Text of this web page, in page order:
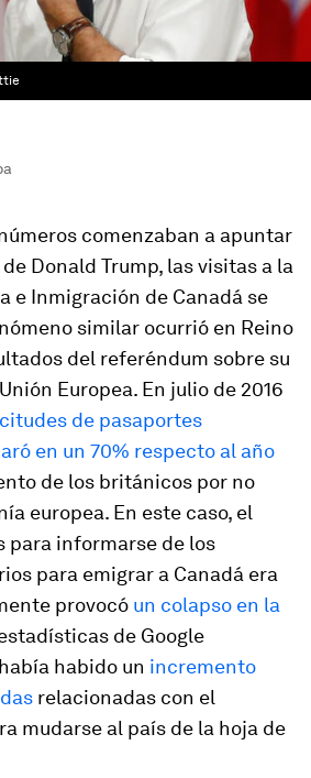
comenzaban a apuntar
Donald Trump, las visitas a la
e Inmigración de Canadá se
similar ocurrió en Reino
del referéndum sobre su
Europea. En julio de 2016
de pasaportes
en un 70% respecto al año
de los británicos por no
europea. En este caso, el
para informarse de los
para emigrar a Canadá era
provocó un colapso en la
de Google
habido un incremento
relacionadas con el
mudarse al país de la hoja de